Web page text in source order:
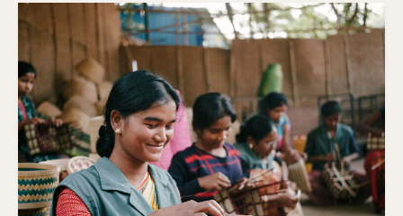
Read
article
"India"